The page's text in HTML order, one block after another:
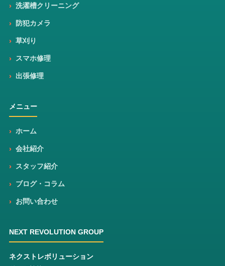
洗濯槽クリーニング
防犯カメラ
草刈り
スマホ修理
出張修理
メニュー
ホーム
会社紹介
スタッフ紹介
ブログ・コラム
お問い合わせ
NEXT REVOLUTION GROUP
ネクストレボリューション